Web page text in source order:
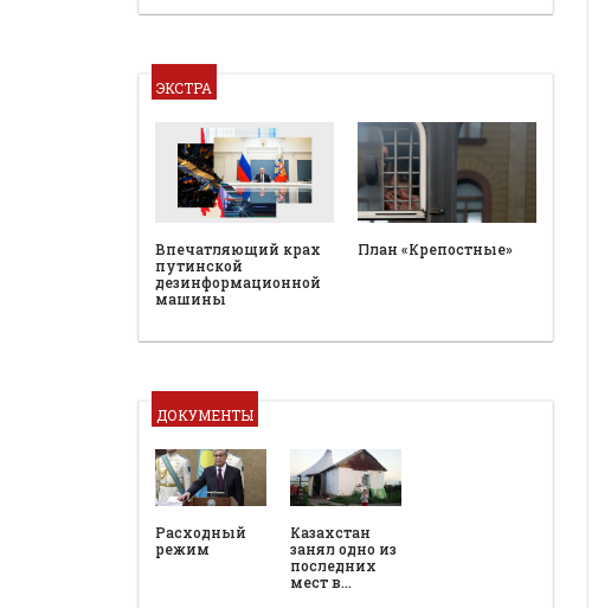
ЭКСТРА
Впечатляющий крах
путинской
дезинформационной
машины
План «Крепостные»
ДОКУМЕНТЫ
Расходный
режим
Казахстан
занял одно из
последних
мест в…